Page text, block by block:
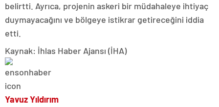
belirtti. Ayrıca, projenin askeri bir müdahaleye ihtiyaç
duymayacağını ve bölgeye istikrar getireceğini iddia
etti.
Kaynak: İhlas Haber Ajansı (İHA)
Yavuz Yıldırım